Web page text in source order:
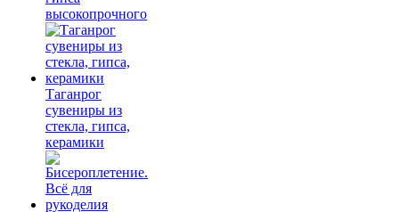
высокопрочного
Таганрог
сувениры из
стекла, гипса,
керамики